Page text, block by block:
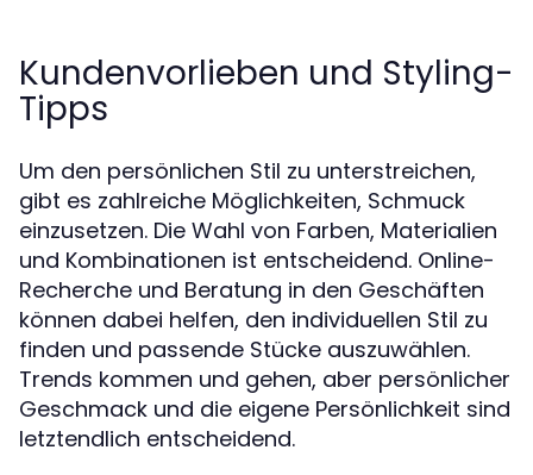
Kundenvorlieben und Styling-
Tipps
Um den persönlichen Stil zu unterstreichen,
gibt es zahlreiche Möglichkeiten, Schmuck
einzusetzen. Die Wahl von Farben, Materialien
und Kombinationen ist entscheidend. Online-
Recherche und Beratung in den Geschäften
können dabei helfen, den individuellen Stil zu
finden und passende Stücke auszuwählen.
Trends kommen und gehen, aber persönlicher
Geschmack und die eigene Persönlichkeit sind
letztendlich entscheidend.